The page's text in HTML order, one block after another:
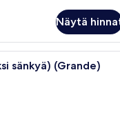
Näytä
Hotellihuone, jossa on
sänkyä) (Grande)